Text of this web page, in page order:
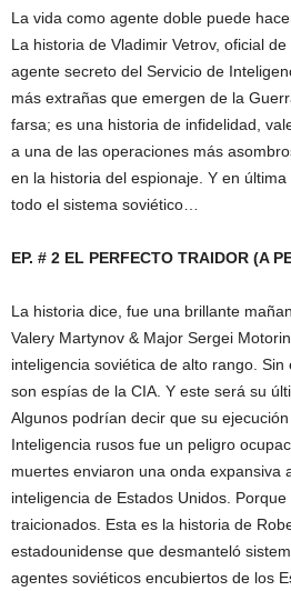
La vida como agente doble puede
La historia de Vladimir Vetrov, oficial
agente secreto del Servicio de
más extrañas que emergen de la
farsa; es una historia de infidelidad,
a una de las operaciones más
en la historia del espionaje. Y en
todo el sistema soviético…
EP. # 2 EL PERFECTO TRAIDOR (A
La historia dice, fue una brillante
Valery Martynov & Major Sergei
inteligencia soviética de alto rango.
son espías de la CIA. Y este será su
Algunos podrían decir que su
Inteligencia rusos fue un peligro
muertes enviaron una onda expansiva
inteligencia de Estados Unidos.
traicionados. Esta es la historia de
estadounidense que desmanteló
agentes soviéticos encubiertos de los